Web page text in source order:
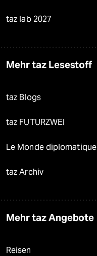
taz lab 2027
Mehr taz Lesestoff
taz Blogs
taz FUTURZWEI
Le Monde diplomatique
taz Archiv
Mehr taz Angebote
Reisen